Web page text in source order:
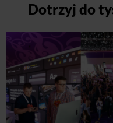
Dotrzyj do